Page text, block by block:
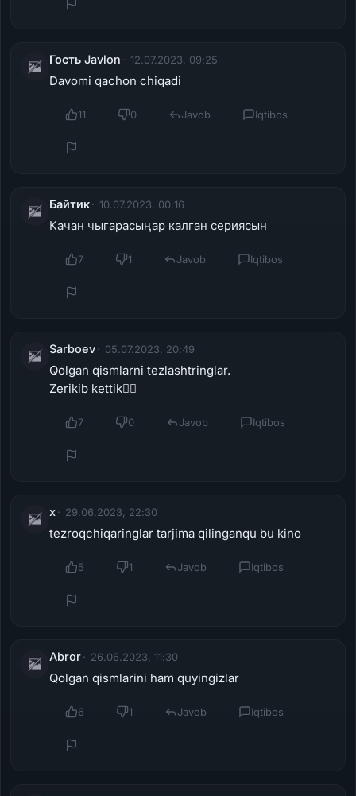
Гость Javlon 12.07.2023, 09:25
Davomi qachon chiqadi
11 0 Javob Iqtibos
Байтик 10.07.2023, 00:16
Качан чыгарасыңар калган сериясын
7 1 Javob Iqtibos
Sarboev 05.07.2023, 20:49
Qolgan qismlarni tezlashtringlar.
Zerikib kettik😮‍💨
7 0 Javob Iqtibos
x 29.06.2023, 22:30
tezroqchiqaringlar tarjima qilinganqu bu kino
5 1 Javob Iqtibos
Abror 26.06.2023, 11:30
Qolgan qismlarini ham quyingizlar
6 1 Javob Iqtibos